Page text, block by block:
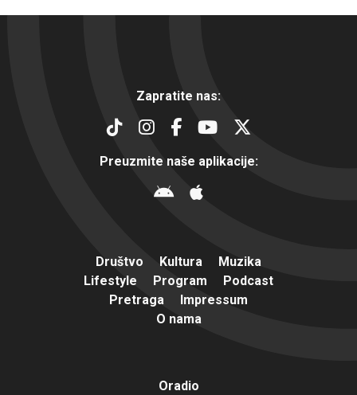
Zapratite nas:
Preuzmite naše aplikacije:
Društvo Kultura
Muzika
Lifestyle
Program
Podcast
Pretraga
Impressum
O nama
Oradio